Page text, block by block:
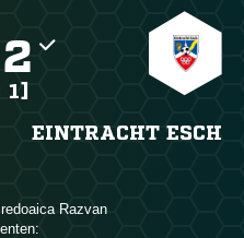

1]
EINTRACHT ESCH
